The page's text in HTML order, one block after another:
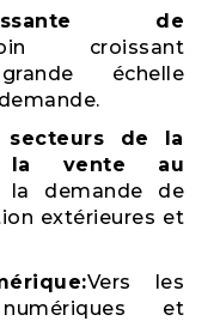
de
croissant
échelle
secteurs de la
vente au
la demande de
extérieures et
Vers les
et